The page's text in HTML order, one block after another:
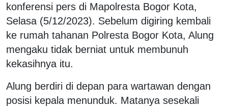
konferensi pers di Mapolresta Bogor Kota,
Selasa (5/12/2023). Sebelum digiring kembali
ke rumah tahanan Polresta Bogor Kota, Alung
mengaku tidak berniat untuk membunuh
kekasihnya itu.
Alung berdiri di depan para wartawan dengan
posisi kepala menunduk. Matanya sesekali